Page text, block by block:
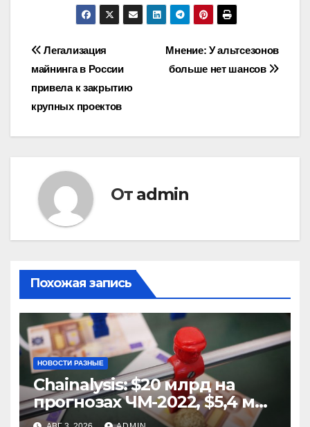
Навигация
по
записям
Мнение: У альтсезонов
больше нет шансов
Легализация
майнинга в России
привела к закрытию
крупных проектов
От admin
Похожая запись
НОВОСТИ РАЗНЫЕ
Chainalysis: $20 млрд на
прогнозах ЧМ-2022, $5,4 млн
из них незаконные